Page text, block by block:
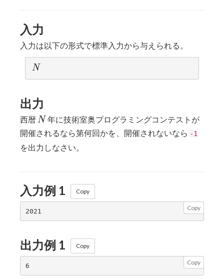
入力
入力は以下の形式で標準入力から与えられる。
N
N
出力
西暦 N
N 年に技術室奥プログラミングコンテストが
開催されるなら第何回かを、開催されないなら -1
を出力しなさい。
入力例 1 Copy
Copy
出力例 1 Copy
Copy